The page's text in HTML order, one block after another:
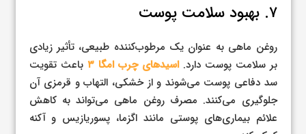
۷. بهبود سلامت پوست
روغن ماهی به عنوان یک مرطوب‌کننده طبیعی، تأثیر زیادی
بر سلامت پوست دارد.اسیدهای چرب امگا ۳
باعث تقویت
سد دفاعی پوست می‌شوند و از خشکی، التهاب و قرمزی آن
جلوگیری می‌کنند. مصرف روغن ماهی می‌تواند به کاهش
علائم بیماری‌های پوستی مانند اگزما، پسوریازیس و آکنه